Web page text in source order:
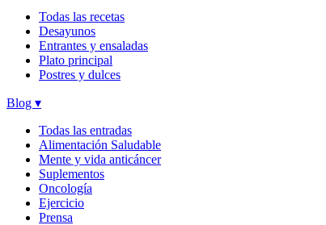
Todas las recetas
Desayunos
Entrantes y ensaladas
Plato principal
Postres y dulces
Blog ▾
Todas las entradas
Alimentación Saludable
Mente y vida anticáncer
Suplementos
Oncología
Ejercicio
Prensa